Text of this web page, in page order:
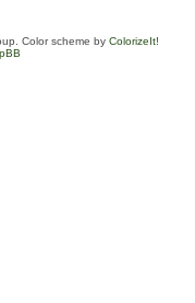
Color scheme by ColorizeIt!